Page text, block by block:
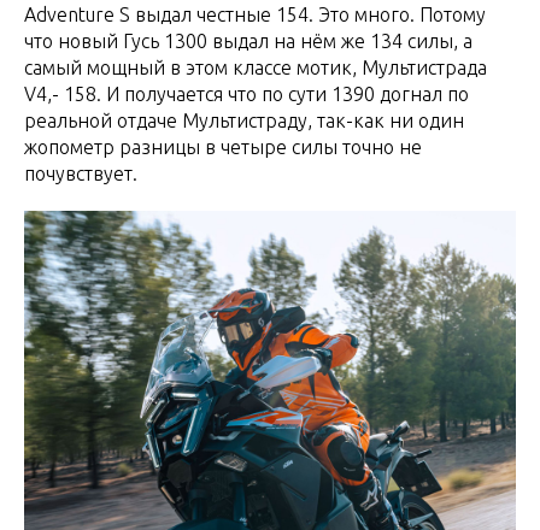
Adventure S выдал честные 154. Это много. Потому
что новый Гусь 1300 выдал на нём же 134 силы, а
самый мощный в этом классе мотик, Мультистрада
V4,- 158. И получается что по сути 1390 догнал по
реальной отдаче Мультистраду, так-как ни один
жопометр разницы в четыре силы точно не
почувствует.